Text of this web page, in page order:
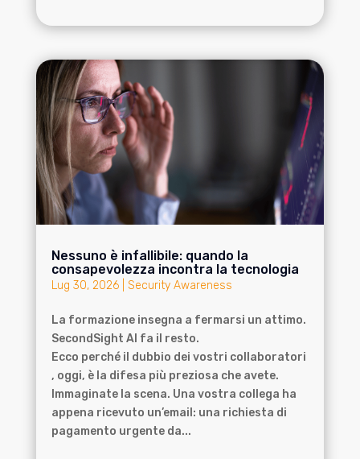
Nessuno è infallibile: quando la
consapevolezza incontra la tecnologia
Lug 30, 2026| Security Awareness
La formazione insegna a fermarsi un attimo.
SecondSight AI fa il resto.
Ecco perché il dubbio dei vostri collaboratori
, oggi, è la difesa più preziosa che avete.
Immaginate la scena. Una vostra collega ha
appena ricevuto un’email: una richiesta di
pagamento urgente da...